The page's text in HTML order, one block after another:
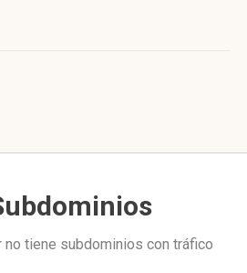
no tiene subdominios con tráfico